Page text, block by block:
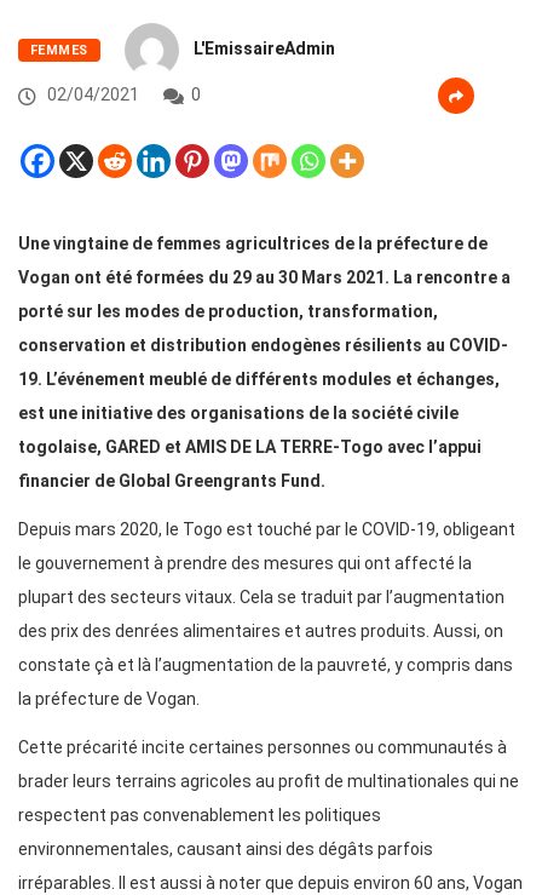
FEMMES L'EmissaireAdmin
02/04/2021 0
Une vingtaine de femmes agricultrices de la préfecture de
Vogan ont été formées du 29 au 30 Mars 2021. La rencontre a
porté sur les modes de production, transformation,
conservation et distribution endogènes résilients au COVID-
19. L’événement meublé de différents modules et échanges,
est une initiative des organisations de la société civile
togolaise, GARED et AMIS DE LA TERRE-Togo avec l’appui
financier de Global Greengrants Fund.
Depuis mars 2020, le Togo est touché par le COVID-19, obligeant
le gouvernement à prendre des mesures qui ont affecté la
plupart des secteurs vitaux. Cela se traduit par l’augmentation
des prix des denrées alimentaires et autres produits. Aussi, on
constate çà et là l’augmentation de la pauvreté, y compris dans
la préfecture de Vogan.
Cette précarité incite certaines personnes ou communautés à
brader leurs terrains agricoles au profit de multinationales qui ne
respectent pas convenablement les politiques
environnementales, causant ainsi des dégâts parfois
irréparables. Il est aussi à noter que depuis environ 60 ans, Vogan